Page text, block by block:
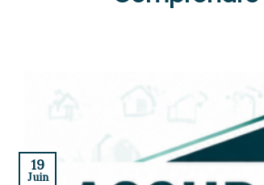
19
Juin